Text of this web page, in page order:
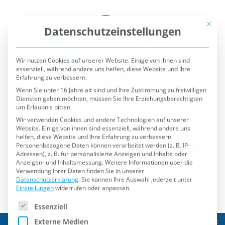
Datenschutzeinstellungen
essenziell, während andere uns helfen, diese Website und Ihre
Erfahrung zu verbessern.
Wenn Sie unter 16 Jahre alt sind und Ihre Zustimmung zu freiwilligen
Diensten geben möchten, müssen Sie Ihre Erziehungsberechtigten
um Erlaubnis bitten.
Wir verwenden Cookies und andere Technologien auf unserer
Website. Einige von ihnen sind essenziell, während andere uns
helfen, diese Website und Ihre Erfahrung zu verbessern.
Personenbezogene Daten können verarbeitet werden (z. B. IP-
Adressen), z. B. für personalisierte Anzeigen und Inhalte oder
Anzeigen- und Inhaltsmessung.Weitere Informationen über die
Verwendung Ihrer Daten finden Sie in unserer
Datenschutzerklärung. Sie können Ihre Auswahl jederzeit unter
Einstellungenwiderrufen oder anpassen.